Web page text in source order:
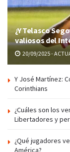
¿Y Telasco
valiosos del
20/09/2025 -
Y José Martínez:
Corinthians
¿Cuáles son los
Libertadores y
¿Qué jugadores
América?